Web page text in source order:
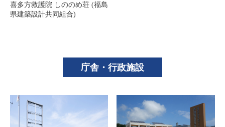
喜多方救護院 しののめ荘 (福島
県建築設計共同組合)
庁舎・行政施設